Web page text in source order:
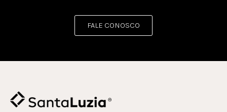
FALE CONOSCO